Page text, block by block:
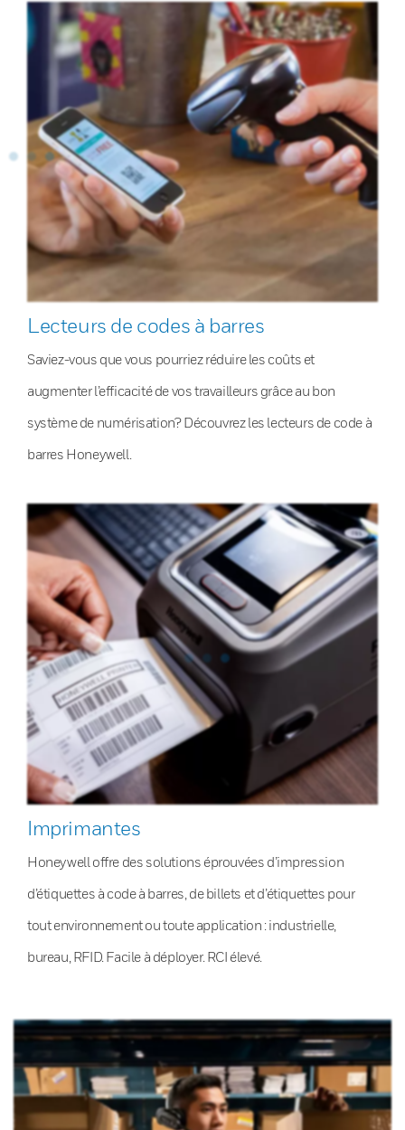
Lecteurs de codes à barres
Saviez-vous que vous pourriez réduire les coûts et
augmenter l’efficacité de vos travailleurs grâce au bon
système de numérisation? Découvrez les lecteurs de code à
barres Honeywell.
Imprimantes
Honeywell offre des solutions éprouvées d’impression
d’étiquettes à code à barres, de billets et d’étiquettes pour
tout environnement ou toute application : industrielle,
bureau, RFID. Facile à déployer. RCI élevé.